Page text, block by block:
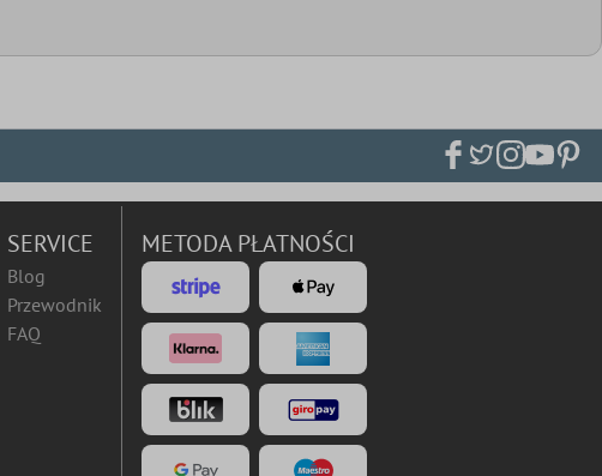
SERVICE
Blog
Przewodnik
FAQ
METODA PŁATNOŚCI